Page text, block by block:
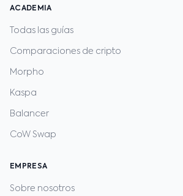
ACADEMIA
Todas las guías
Comparaciones de cripto
Morpho
Kaspa
Balancer
CoW Swap
EMPRESA
Sobre nosotros